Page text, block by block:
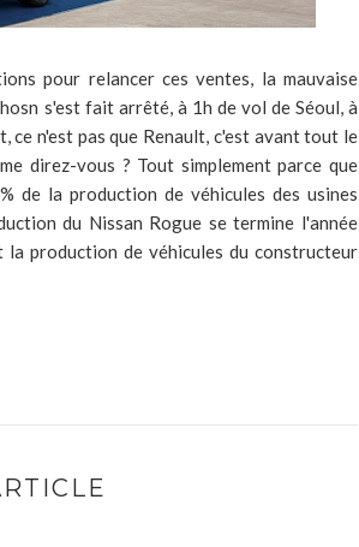
pour relancer ces ventes, la mauvaise
s'est fait arrêté, à 1h de vol de Séoul, à
ce n'est pas que Renault, c'est avant tout le
direz-vous ? Tout simplement parce que
de la production de véhicules des usines
du Nissan Rogue se termine l'année
production de véhicules du constructeur